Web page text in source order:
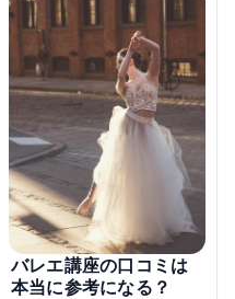
バレエ講座の口コミは
本当に参考になる？